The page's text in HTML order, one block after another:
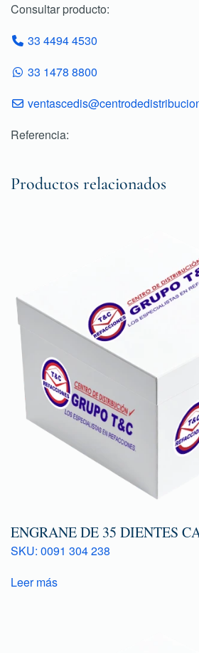
Consultar producto:
33 4494 4530
33 1478 8800
Referencia:
Productos relacionados
ENGRANE DE 35 DIENTES
SKU: 0091 304 238
Leer más